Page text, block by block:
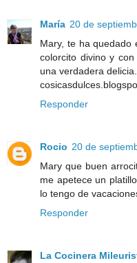
María 20 de
Mary, te ha quedado
colorcito divino y
una verdadera
Responder
Rocio 20 de
Mary que buen
me apetece un
lo tengo de
Responder
La Cocinera